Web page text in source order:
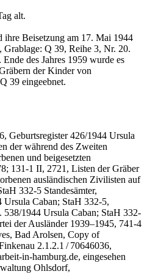
alt.
ihre Beisetzung am 17. Mai 1944
Q 39, Reihe 3, Nr. 20.
des Jahres 1959 wurde es
der Kinder von
39 eingeebnet.
Geburtsregister 426/1944 Ursula
der während des Zweiten
und beigesetzten
131-1 II, 2721, Listen der Gräber
ausländischen Zivilisten auf
332-5 Standesämter,
Ursula Caban; StaH 332-5,
538/1944 Ursula Caban; StaH 332-
der Ausländer 1939–1945, 741-4
Bad Arolsen, Copy of
2.1.2.1 / 70646036,
in-hamburg.de, eingesehen
Ohlsdorf,